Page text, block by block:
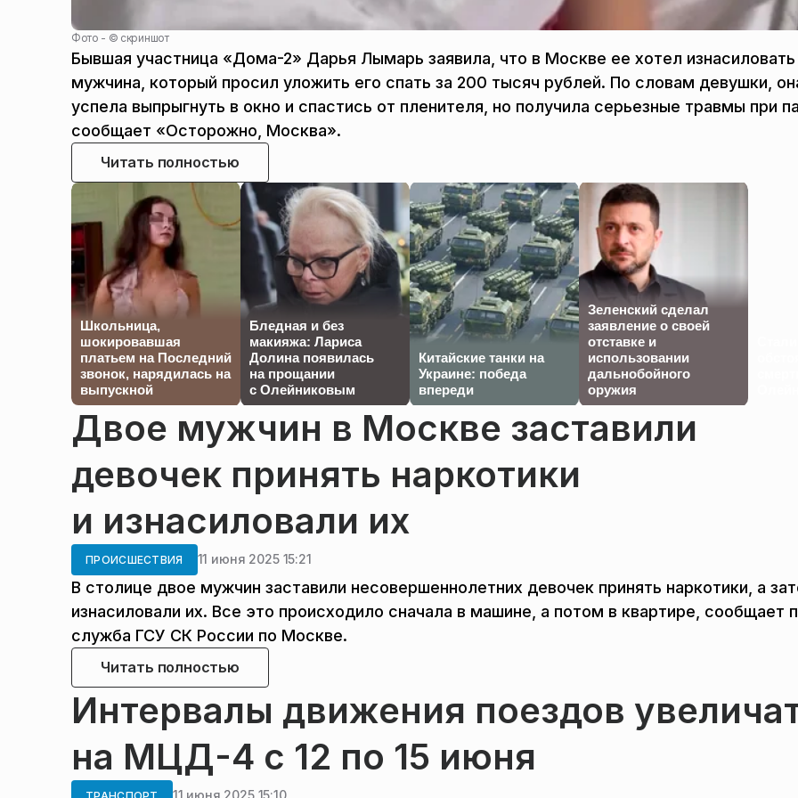
Фото - © скриншот
Бывшая участница «Дома-2» Дарья Лымарь заявила, что в Москве ее хотел изнасиловать
мужчина, который просил уложить его спать за 200 тысяч рублей. По словам девушки,
успела выпрыгнуть в окно и спастись от пленителя, но получила серьезные травмы при
сообщает «Осторожно, Москва».
Читать полностью
Школьница,
шокировавшая
платьем на Последний
звонок, нарядилась на
выпускной
Бледная и без
макияжа: Лариса
Долина появилась
на прощании
с Олейниковым
Китайские танки на
Украине: победа
впереди
Зеленский сделал
заявление о своей
отставке и
использовании
дальнобойного
оружия
Двое мужчин в Москве заставили
девочек принять наркотики
и изнасиловали их
ПРОИСШЕСТВИЯ 11 июня 2025 15:21
В столице двое мужчин заставили несовершеннолетних девочек принять наркотики, а
изнасиловали их. Все это происходило сначала в машине, а потом в квартире, сообщает
служба ГСУ СК России по Москве.
Читать полностью
Интервалы движения поездов
на МЦД-4 с 12 по 15 июня